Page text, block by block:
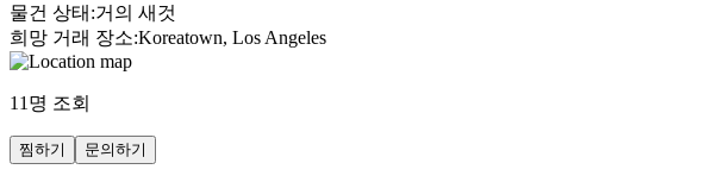
물건 상태 :거의 새것
희망 거래 장소:Koreatown, Los Angeles
11 명 조회
찜하기 문의하기